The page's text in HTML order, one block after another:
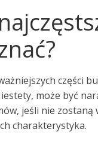
części
może być
jeśli nie
charakterystyka.